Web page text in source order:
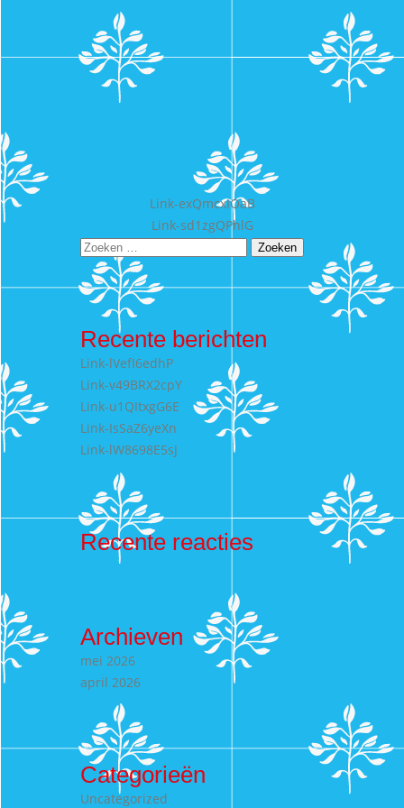
Bericht
navigatie
Link-exQmcxIOaB
Link-sd1zgQPhlG
Zoeken
naar:
Recente berichten
Link-lVefI6edhP
Link-v49BRX2cpY
Link-u1QItxgG6E
Link-IsSaZ6yeXn
Link-lW8698E5sJ
Recente reacties
Archieven
mei 2026
april 2026
Categorieën
Uncategorized